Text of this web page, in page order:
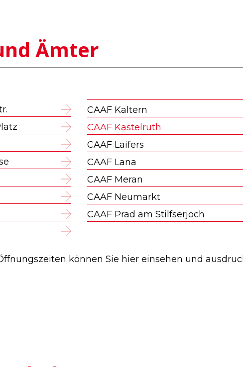
Ämter
CAAF Kaltern
CAAF Kastelruth
CAAF Laifers
CAAF Lana
CAAF Meran
CAAF Neumarkt
CAAF Prad am Stilfserjoch
können Sie hier einsehen und